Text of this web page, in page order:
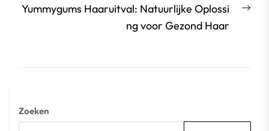
Yummygums Haaruitval: Natuurlijke Oplossi
ng voor Gezond Haar
Zoeken